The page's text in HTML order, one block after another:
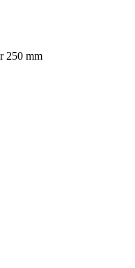
250 mm